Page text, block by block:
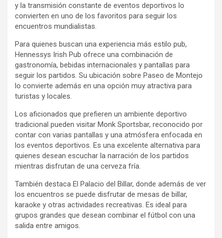
y la transmisión constante de eventos deportivos lo
convierten en uno de los favoritos para seguir los
encuentros mundialistas.
Para quienes buscan una experiencia más estilo pub,
Hennessys Irish Pub ofrece una combinación de
gastronomía, bebidas internacionales y pantallas para
seguir los partidos. Su ubicación sobre Paseo de Montejo
lo convierte además en una opción muy atractiva para
turistas y locales.
Los aficionados que prefieren un ambiente deportivo
tradicional pueden visitar Monk Sportsbar, reconocido por
contar con varias pantallas y una atmósfera enfocada en
los eventos deportivos. Es una excelente alternativa para
quienes desean escuchar la narración de los partidos
mientras disfrutan de una cerveza fría.
También destaca El Palacio del Billar, donde además de ver
los encuentros se puede disfrutar de mesas de billar,
karaoke y otras actividades recreativas. Es ideal para
grupos grandes que desean combinar el fútbol con una
salida entre amigos.